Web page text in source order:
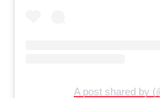
A post shared by